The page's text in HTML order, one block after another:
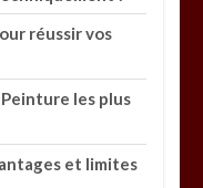
réussir vos
Peinture les plus
et limites